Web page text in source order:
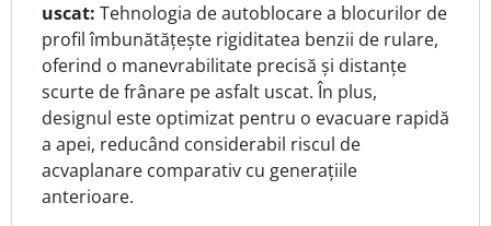
uscat: Tehnologia de autoblocare a blocurilor de
profil îmbunătățește rigiditatea benzii de rulare,
oferind o manevrabilitate precisă și distanțe
scurte de frânare pe asfalt uscat. În plus,
designul este optimizat pentru o evacuare rapidă
a apei, reducând considerabil riscul de
acvaplanare comparativ cu generațiile
anterioare.